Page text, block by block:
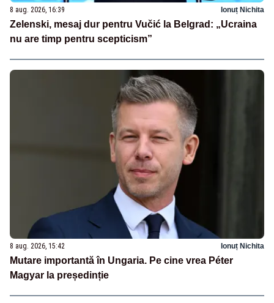
8 aug. 2026, 16:39 Ionuț Nichita
Zelenski, mesaj dur pentru Vučić la Belgrad: „Ucraina
nu are timp pentru scepticism”
8 aug. 2026, 15:42 Ionuț Nichita
Mutare importantă în Ungaria. Pe cine vrea Péter
Magyar la președinție